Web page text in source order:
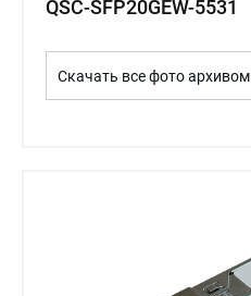
QSC-SFP20GEW-5531
Скачать все фото архивом